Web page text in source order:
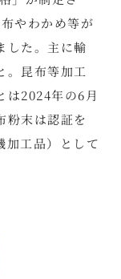
やわかめ等が
した。主に輸
。昆布等加工
は2024年の6月
粉末は認証を
加工品）として